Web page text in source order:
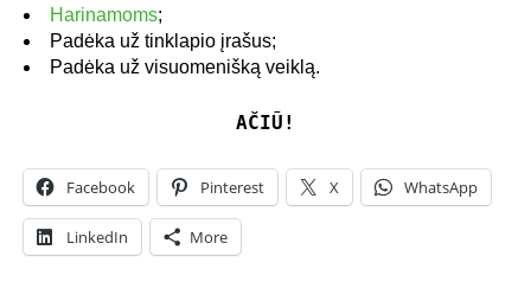
Harinamoms;
Padėka už tinklapio įrašus;
Padėka už visuomenišką veiklą.
AČIŪ!
Facebook Pinterest X WhatsApp
LinkedIn More